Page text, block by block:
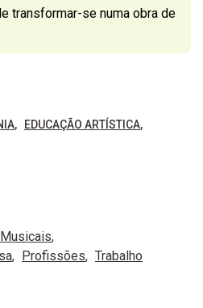
transformar-se numa obra de
EDUCAÇÃO ARTÍSTICA
Profissões Trabalho